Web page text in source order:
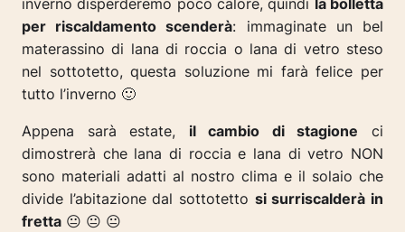
inverno disperderemo poco calore, quindi la bolletta
per riscaldamento scenderà: immaginate un bel
materassino di lana di roccia o lana di vetro steso
nel sottotetto, questa soluzione mi farà felice per
tutto l’inverno 🙂
Appena sarà estate, il cambio di stagione ci
dimostrerà che lana di roccia e lana di vetro NON
sono materiali adatti al nostro clima e il solaio che
divide l’abitazione dal sottotetto si surriscalderà in
fretta 😐 😐 😐